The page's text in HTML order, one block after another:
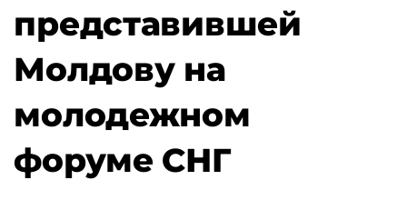
представившей
Молдову на
молодежном
форуме СНГ